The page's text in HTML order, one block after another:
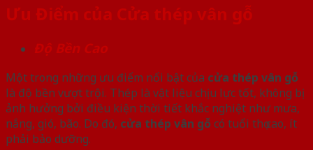
Ưu Điểm của Cửa thép vân gỗ
Độ Bền Cao
Một trong những ưu điểm nổi bật của cửa thép vân gỗ
là độ bền vượt trội. Thép là vật liệu chịu lực tốt, không bị
ảnh hưởng bởi điều kiện thời tiết khắc nghiệt như mưa,
nắng, gió, bão. Do đó, cửa thép vân gỗ có tuổi thọ cao, ít
phải bảo dưỡng.